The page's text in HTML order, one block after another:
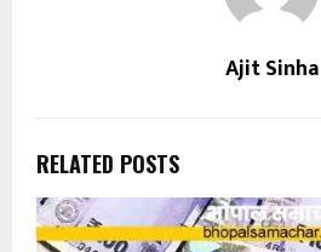
Ajit Sinha
RELATED POSTS